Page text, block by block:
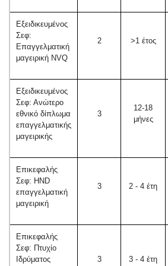
Εξειδικευμένος
Σεφ:
Επαγγελματική
μαγειρική NVQ
2 >1 έτος
Εξειδικευμένος
Σεφ: Ανώτερο
εθνικό δίπλωμα
επαγγελματικής
μαγειρικής
3
12-18
μήνες
Επικεφαλής
Σεφ: HND
επαγγελματική
μαγειρική
3 2 - 4 έτη
Επικεφαλής
Σεφ: Πτυχίο
Ιδρύματος
3 3 - 4 έτη